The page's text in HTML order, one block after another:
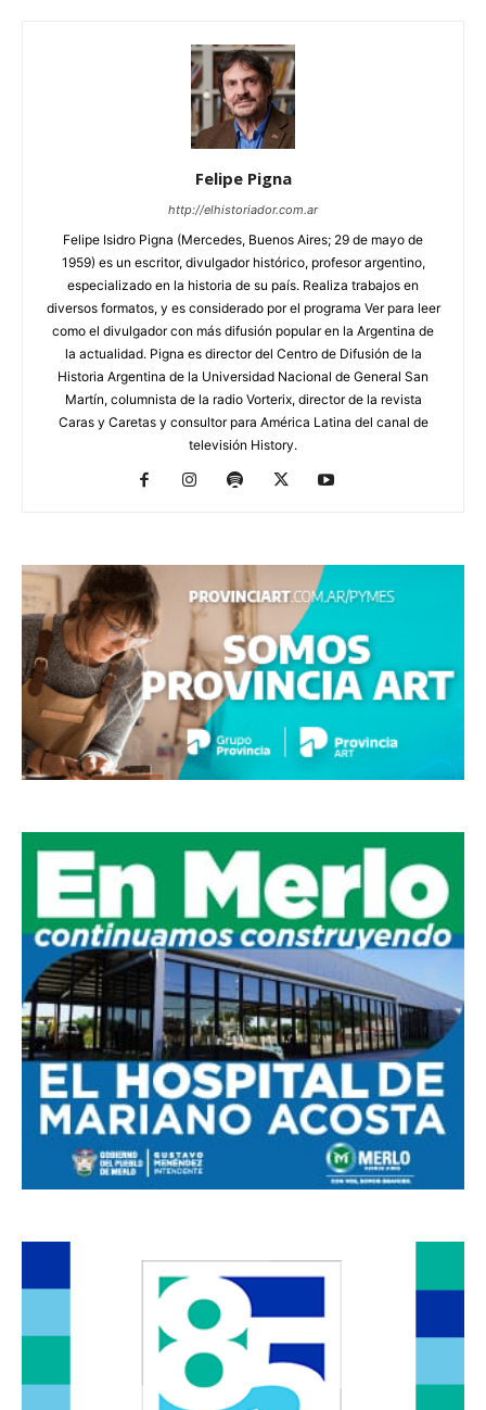
Felipe Pigna
http://elhistoriador.com.ar
Felipe Isidro Pigna (Mercedes, Buenos Aires; 29 de mayo de
1959) es un escritor, divulgador histórico, profesor argentino,
especializado en la historia de su país. Realiza trabajos en
diversos formatos, y es considerado por el programa Ver para leer
como el divulgador con más difusión popular en la Argentina de
la actualidad. Pigna es director del Centro de Difusión de la
Historia Argentina de la Universidad Nacional de General San
Martín, columnista de la radio Vorterix, director de la revista
Caras y Caretas y consultor para América Latina del canal de
televisión History.